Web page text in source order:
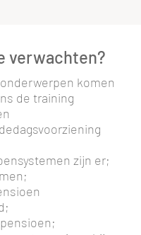
verwachten?
komen
de training
zijn er;